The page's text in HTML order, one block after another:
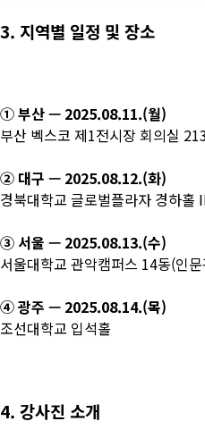
3. 지역별 일정 및 장소
① 부산 — 2025.08.11.(월)
부산 벡스코 제1전시장 회의실
② 대구 — 2025.08.12.(화)
경북대학교 글로벌플라자 경하홀
③ 서울 — 2025.08.13.(수)
서울대학교 관악캠퍼스 14동(인
④ 광주 — 2025.08.14.(목)
조선대학교 입석홀
4. 강사진 소개